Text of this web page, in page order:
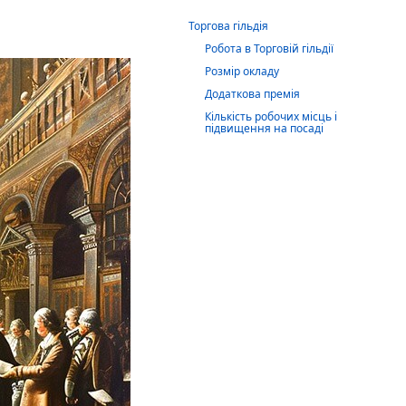
Торгова гільдія
Робота в Торговій гільдії
Розмір окладу
Додаткова премія
Кількість робочих місць і
підвищення на посаді